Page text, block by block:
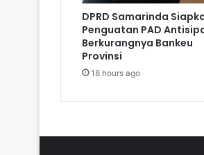
DPRD Samarinda
Penguatan PAD
Berkurangnya Bankeu
Provinsi
18 hours ago